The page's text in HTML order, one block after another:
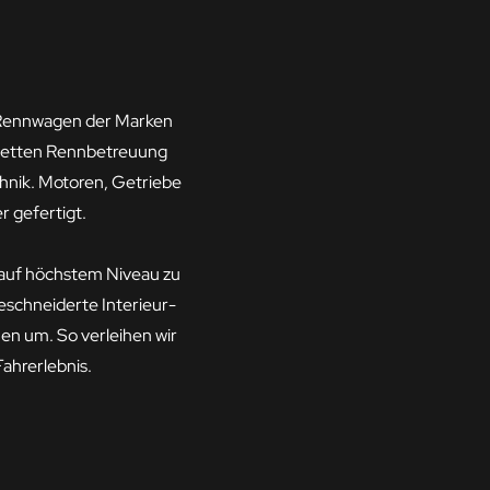
der Marken
Rennbetreuung
Motoren, Getriebe
gefertigt.
höchstem Niveau zu
Interieur-
um. So verleihen wir